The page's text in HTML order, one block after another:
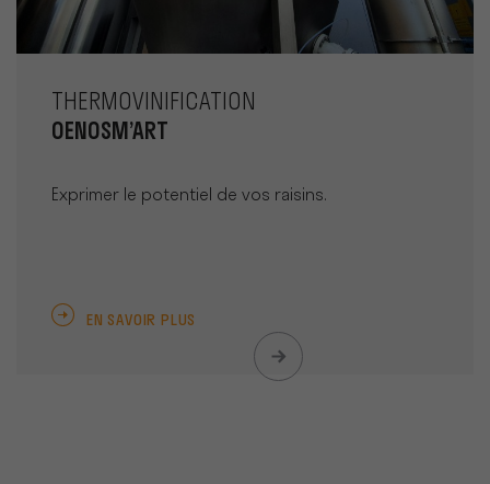
THERMOVINIFICATION
OENOSM’ART
Exprimer le potentiel de vos raisins.
EN SAVOIR PLUS